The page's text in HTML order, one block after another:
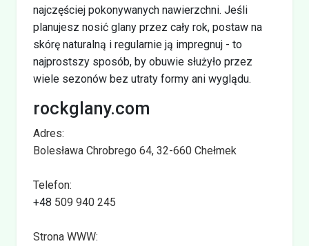
najczęściej pokonywanych nawierzchni. Jeśli
planujesz nosić glany przez cały rok, postaw na
skórę naturalną i regularnie ją impregnuj - to
najprostszy sposób, by obuwie służyło przez
wiele sezonów bez utraty formy ani wyglądu.
rockglany.com
Adres:
Bolesława Chrobrego 64, 32-660 Chełmek
Telefon:
+48 509 940 245
Strona WWW: